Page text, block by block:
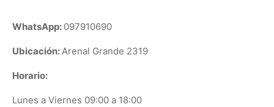
WhatsApp: 097910690
Ubicación:Arenal Grande 2319
Horario:
Lunes a Viernes 09:00 a 18:00